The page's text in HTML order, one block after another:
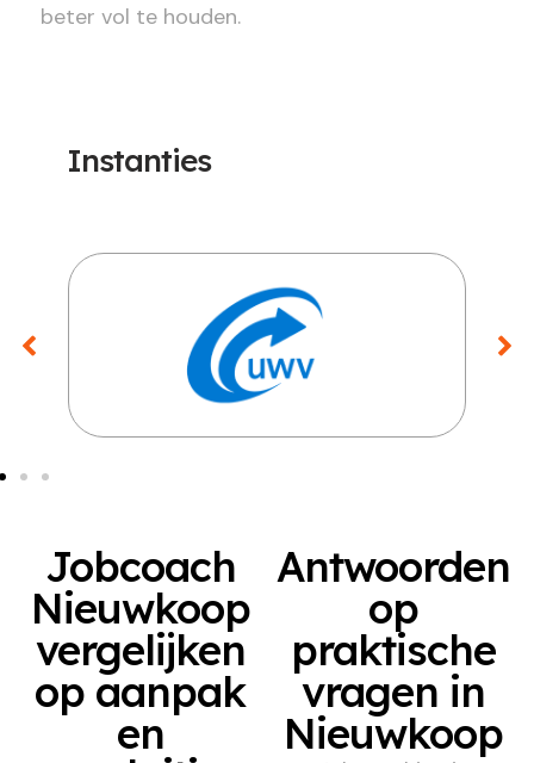
beter vol te houden.
Instanties
Jobcoach
Nieuwkoop
vergelijken
op aanpak
en
Antwoorden
op
praktische
vragen in
Nieuwkoop